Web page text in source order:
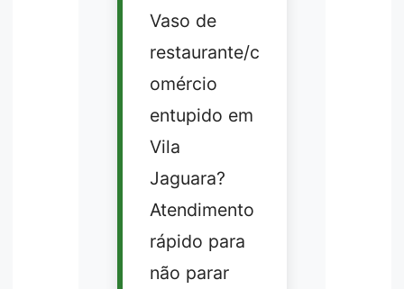
Vaso de
restaurante/c
omércio
entupido em
Vila
Jaguara?
Atendimento
rápido para
não parar